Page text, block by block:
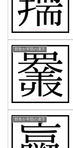
部首が羊部の漢字
部首が羊部の漢字